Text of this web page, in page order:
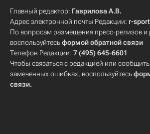
Главный редактор: Гаврилова А.В.
Адрес электронной почты Редакции: r-
По вопросам размещения пресс-релизов и
воспользуйтесьформой обратной связи
Телефон Редакции: 7 (495) 645-6601
Чтобы связаться с редакцией или
замеченных ошибках, воспользуйтесь
связи.